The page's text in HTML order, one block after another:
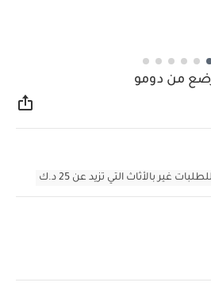
من دومو
غير بالأثاث التي تزيد عن 25 د.ك